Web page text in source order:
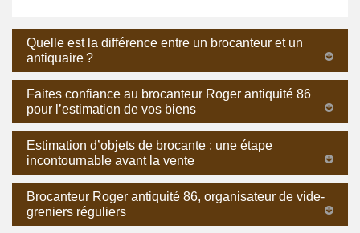
Quelle est la différence entre un brocanteur et un
antiquaire ?
Faites confiance au brocanteur Roger antiquité 86
pour l’estimation de vos biens
Estimation d’objets de brocante : une étape
incontournable avant la vente
Brocanteur Roger antiquité 86, organisateur de vide-
greniers réguliers